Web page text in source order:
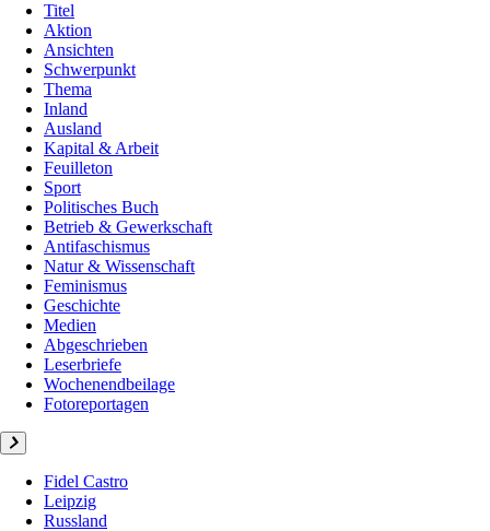
Titel
Aktion
Ansichten
Schwerpunkt
Thema
Inland
Ausland
Kapital & Arbeit
Feuilleton
Sport
Politisches Buch
Betrieb & Gewerkschaft
Antifaschismus
Natur & Wissenschaft
Feminismus
Geschichte
Medien
Abgeschrieben
Leserbriefe
Wochenendbeilage
Fotoreportagen
Fidel Castro
Leipzig
Russland